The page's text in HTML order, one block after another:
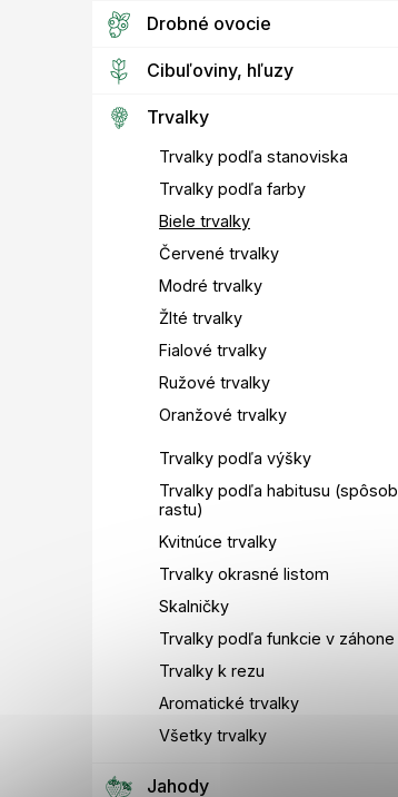
Drobné ovocie
Cibuľoviny, hľuzy
Trvalky
Trvalky podľa stanoviska
Trvalky podľa farby
Biele trvalky
Červené trvalky
Modré trvalky
Žlté trvalky
Fialové trvalky
Ružové trvalky
Oranžové trvalky
Trvalky podľa výšky
Trvalky podľa habitusu (spôsob
rastu)
Kvitnúce trvalky
Trvalky okrasné listom
Skalničky
Trvalky podľa funkcie v záhone
Trvalky k rezu
Aromatické trvalky
Všetky trvalky
Jahody